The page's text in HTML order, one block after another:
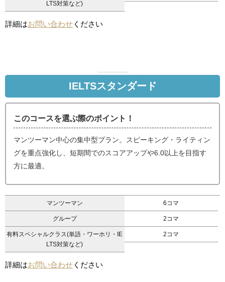
LTS対策など)
詳細はお問い合わせ ください
IELTSスタンダード
このコースを選ぶ際のポイント！
マンツーマン中心の集中型プラン。スピーキング・ライティン
グを重点強化し、短期間でのスコアアップや6.0以上を目指す
方に最適。
マンツーマン 6コマ
グループ 2コマ
有料スペシャルクラス(単語・ワーホリ・IE
LTS対策など)
2コマ
詳細はお問い合わせ ください